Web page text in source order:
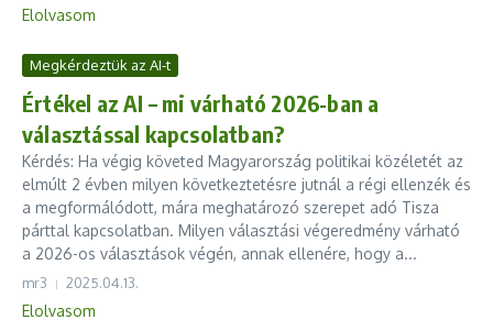
Elolvasom
Megkérdeztük az AI-t
Értékel az AI – mi várható 2026-ban a
választással kapcsolatban?
Kérdés: Ha végig követed Magyarország politikai közéletét az
elmúlt 2 évben milyen következtetésre jutnál a régi ellenzék és
a megformálódott, mára meghatározó szerepet adó Tisza
párttal kapcsolatban. Milyen választási végeredmény várható
a 2026-os választások végén, annak ellenére, hogy a...
mr3 2025.04.13.
Elolvasom